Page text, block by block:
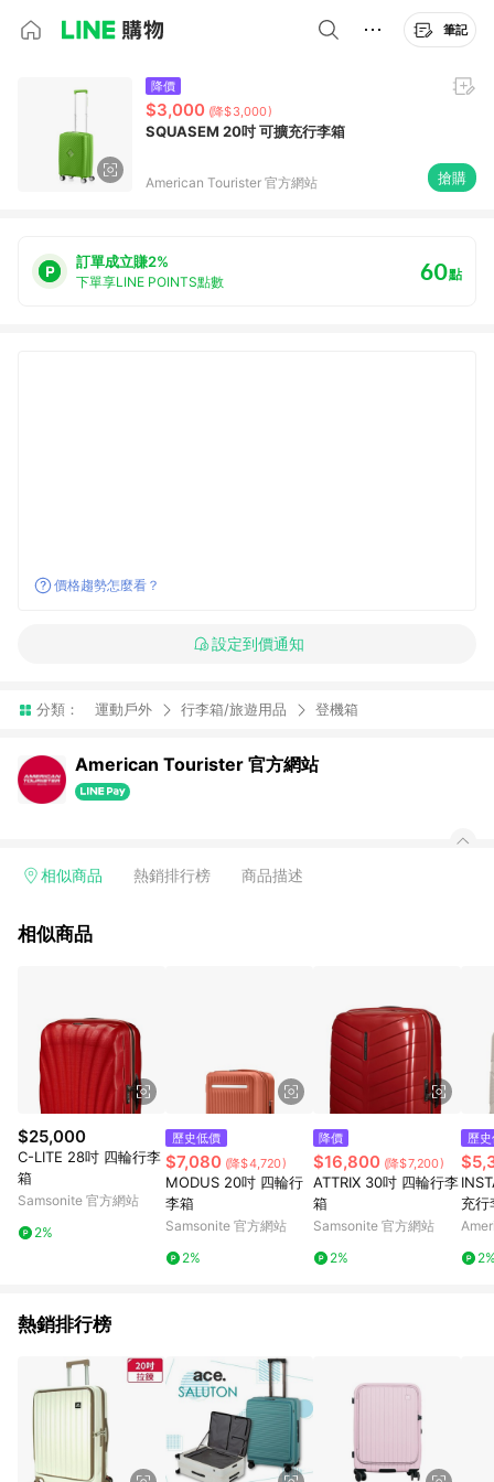
筆記
降價
$3,000 (降$3,000)
SQUASEM 20吋 可擴充行李箱
American Tourister 官方網站 搶購
訂單成立賺2%
下單享LINE POINTS點數 60點
價格趨勢怎麼看？
設定到價通知
分類： 運動戶外 行李箱/旅遊用品 登機箱
American Tourister 官方網站
相似商品 熱銷排行榜 商品描述
相似商品
$25,000
C-LITE 28吋 四輪行李
箱
Samsonite 官方網站
2%
歷史低價
$7,080 (降$4,720)
MODUS 20吋 四輪行
李箱
Samsonite 官方網站
2%
降價
$16,800 (降$7,200)
ATTRIX 30吋 四輪行李
箱
Samsonite 官方網站
2%
歷
充行
熱銷排行榜